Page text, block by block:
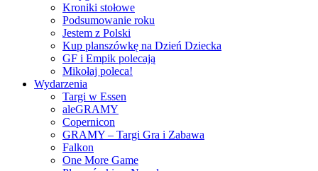
Kroniki stołowe
Podsumowanie roku
Jestem z Polski
Kup planszówkę na Dzień Dziecka
GF i Empik polecają
Mikołaj poleca!
Wydarzenia
Targi w Essen
aleGRAMY
Copernicon
GRAMY – Targi Gra i Zabawa
Falkon
One More Game